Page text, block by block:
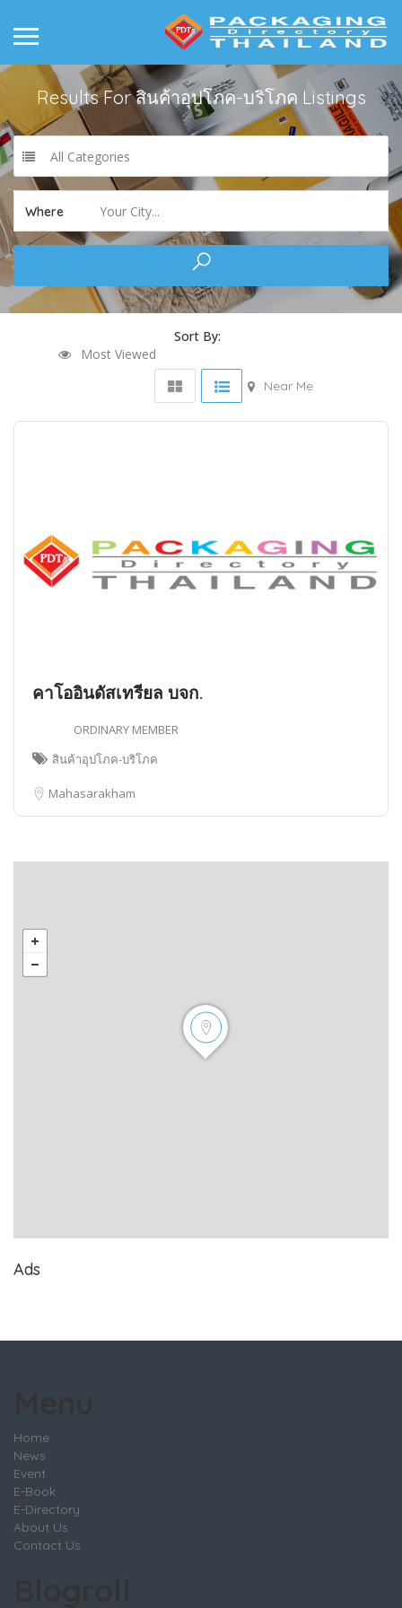
Results Forสินค้าอุปโภค-บริโภค Listings
All Categories
Where Your City...
Sort By:
Most Viewed
Near Me
คาโออินดัสเทรียล บจก.
ORDINARY MEMBER
สินค้าอุปโภค-บริโภค
Mahasarakham
Ads
Home
News
Event
E-Book
E-Directory
About Us
Contact Us